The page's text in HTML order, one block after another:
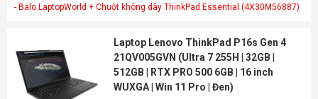
- Balo LaptopWorld + Chuột không dây ThinkPad Essential (4X30M56887)
Laptop Lenovo ThinkPad P16s Gen 4
21QV005GVN (Ultra 7 255H | 32GB |
512GB | RTX PRO 500 6GB | 16 inch
WUXGA | Win 11 Pro | Đen)